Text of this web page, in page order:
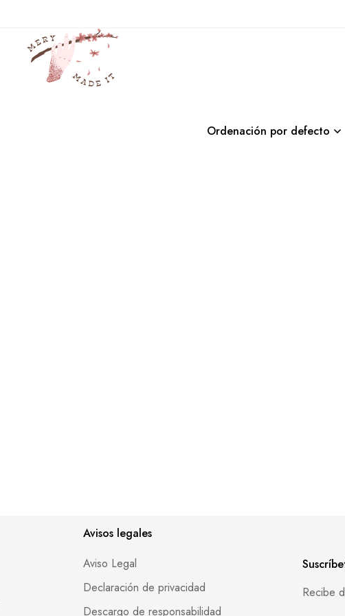
ligeros
Productos
Ordenación por defecto
Avisos legales
Aviso Legal
Declaración de privacidad
Descargo de responsabilidad
Recibe